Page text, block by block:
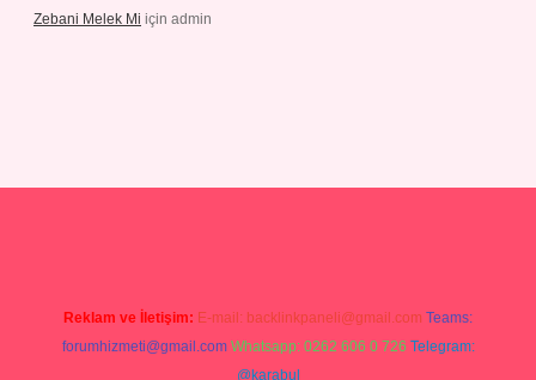
Zebani Melek Mi için admin
Reklam ve İletişim: E-mail: backlinkpaneli@gmail.com Teams:
forumhizmeti@gmail.com Whatsapp: 0262 606 0 726 Telegram:
@karabul